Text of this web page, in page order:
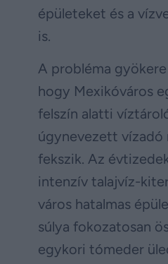
épületeket és a
is.
A probléma
hogy Mexikóváros
felszín alatti
úgynevezett
fekszik. Az
intenzív talajvíz-
város hatalmas
súlya fokozatosan
egykori tómeder